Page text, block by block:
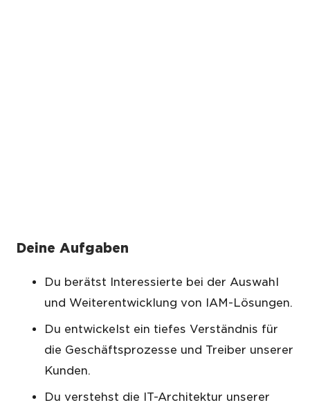
Deine Aufgaben
Du berätst Interessierte bei der Auswahl
und Weiterentwicklung von IAM-Lösungen.
Du entwickelst ein tiefes Verständnis für
die Geschäftsprozesse und Treiber unserer
Kunden.
Du verstehst die IT-Architektur unserer